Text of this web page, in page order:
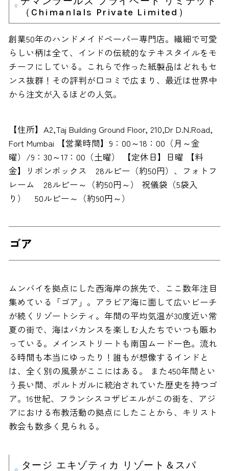
（Chimanlals Private Limited）
創業50年のハンドメイドペーパー専門店。繊細で可愛
らしい柄は全て、インドの伝統的なテキスタイルをモ
チーフにしている。これらで作った紙製品はどれもセ
ンス抜群！その評判が口コミで広まり、最近は世界中
から注文が入るほどの人気。
【住所】A2,Taj Building Ground Floor, 210,Dr D.N.Road,
Fort Mumbai 【営業時間】9：00～18：00（月～金
曜）/9：30～17：00（土曜） 【定休日】日曜 【料
金】リボンボックス 28ルピー（約50円）、フォトフ
レーム 28ルピー～（約50円～） 祝儀袋（5袋入
り） 50ルピー～（約90円～）
ゴア
ムンバイを拠点にした西海岸の旅先で、ここ数年注目
集めている「ゴア」。アラビア海に面して広いビーチ
が続くリゾートシティ。年間の平均気温が30度近い常
夏の街で、海はバカンスを楽しむ人たちでいつも賑わ
っている。メインストリートも南国ムード一色。流れ
る時間も本当にゆったり！誰もが想像するインドと
は、全く別の風景がここにはある。 また450年間とい
う長い間、ポルトガルに統治されていた歴史を持つゴ
ア。16世紀、フランシスコザビエルがこの街を、アジ
アにおける布教活動の拠点にしたことから、キリスト
教会も数多く見られる。
タージ エキゾティカ リゾート＆スパ